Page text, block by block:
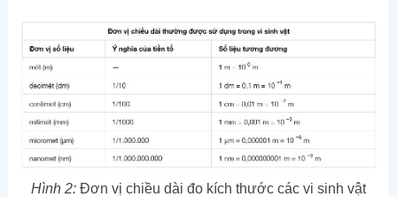
Hình 2:Đơn vị chiều dài đo kích thước các vi sinh vật